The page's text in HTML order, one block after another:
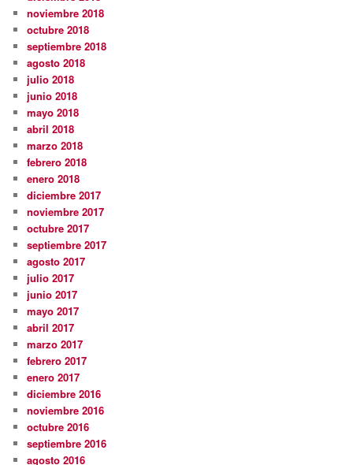
noviembre 2018
octubre 2018
septiembre 2018
agosto 2018
julio 2018
junio 2018
mayo 2018
abril 2018
marzo 2018
febrero 2018
enero 2018
diciembre 2017
noviembre 2017
octubre 2017
septiembre 2017
agosto 2017
julio 2017
junio 2017
mayo 2017
abril 2017
marzo 2017
febrero 2017
enero 2017
diciembre 2016
noviembre 2016
octubre 2016
septiembre 2016
agosto 2016